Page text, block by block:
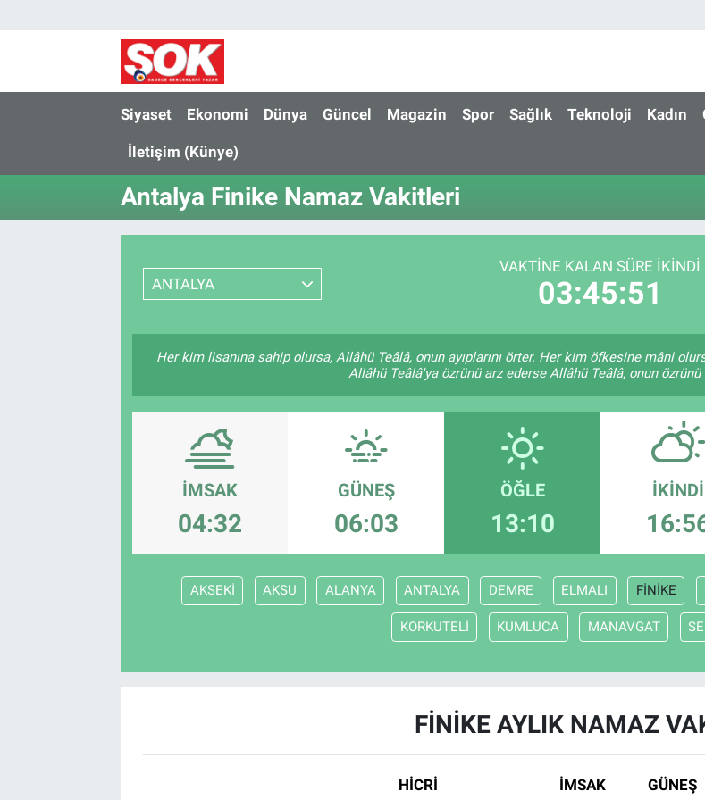
Siyaset Ekonomi Dünya Güncel Magazin Spor Sağlık Teknoloji Kadın
İletişim (Künye)
Antalya Finike Namaz Vakitleri
ANTALYA
VAKTINE KALAN SÜRE İKINDI
03:45:51
Her kim lisanına sahip olursa, Allâhü Teâlâ, onun ayıplarını örter. Her kim öfkesine mâni
Allâhü Teâlâ'ya özrünü arz ederse Allâhü Teâlâ, onun
İMSAK
04:32
GÜNEŞ
06:03
ÖĞLE
13:10
İKINDI
AKSEKİ AKSU ALANYA ANTALYA DEMRE ELMALI FİNİKE
KORKUTELİ KUMLUCA MANAVGAT
FİNİKE AYLIK NAMAZ
HİCRİ İMSAK GÜNEŞ
RESMİ İLANLAR
Nöbetçi Eczaneler
Hava Durumu
İstanbul Namaz Vakitleri
Trafik Durumu
Tüm Manşetler